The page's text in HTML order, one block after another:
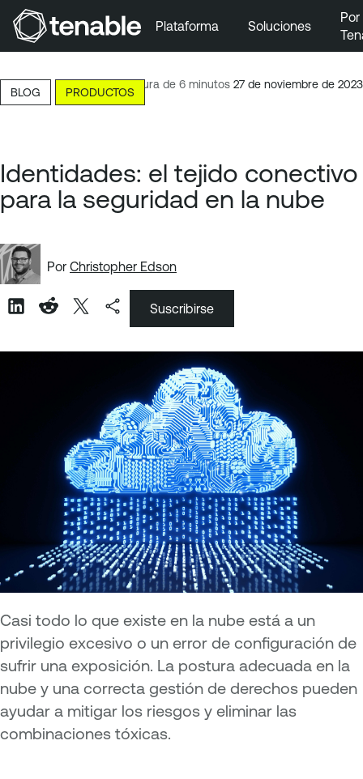
Ir al contenido principal
Ir al pie de página
Plataforma Soluciones
Lectura de 6 minutos 27 de noviembre de 2023
BLOG PRODUCTOS
Identidades: el tejido conectivo
para la seguridad en la nube
Por Christopher Edson
Suscribirse
Casi todo lo que existe en la nube está a un
privilegio excesivo o un error de configuración de
sufrir una exposición. La postura adecuada en la
nube y una correcta gestión de derechos pueden
ayudar a mitigar los riesgos y eliminar las
combinaciones tóxicas.